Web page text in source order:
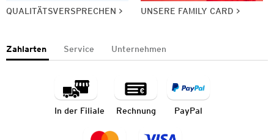
QUALITÄTSVERSPRECHEN UNSERE FAMILY CARD
Zahlarten Service Unternehmen
In der Filiale Rechnung PayPal